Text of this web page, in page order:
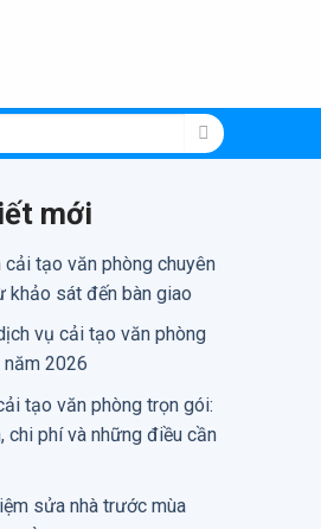
mới
cải tạo văn phòng chuyên
khảo sát đến bàn giao
vụ cải tạo văn phòng
2026
tạo văn phòng trọn gói:
chi phí và những điều cần
sửa nhà trước mùa